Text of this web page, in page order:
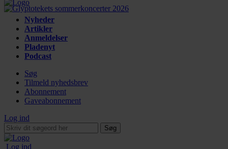
Nyheder
Artikler
Anmeldelser
Pladenyt
Podcast
Søg
Tilmeld nyhedsbrev
Abonnement
Gaveabonnement
Log ind
Søg
Log ind